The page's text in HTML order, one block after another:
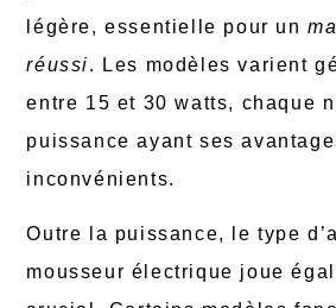
légère, essentielle pour un
réussi. Les modèles varient
entre 15 et 30 watts, chaque
puissance ayant ses
inconvénients.
Outre la puissance, le type
mousseur électrique joue